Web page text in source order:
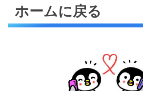
ホームに戻る